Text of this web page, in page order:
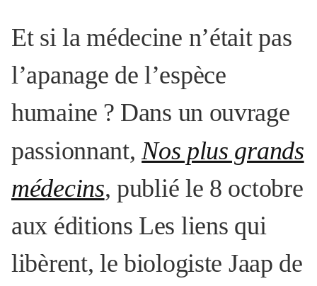
Et si la médecine n’était pas
l’apanage de l’espèce
humaine ? Dans un ouvrage
passionnant, Nos plus grands
médecins, publié le 8 octobre
aux éditions Les liens qui
libèrent, le biologiste Jaap de